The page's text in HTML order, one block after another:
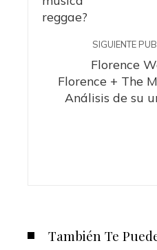
SIGUIENTE
Florence
Florence + The
Análisis de su
También Te